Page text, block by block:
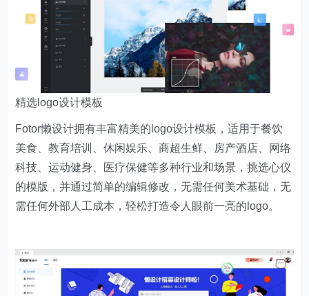
精选logo设计模板
Fotor懒设计拥有丰富精美的logo设计模板，适用于餐饮
美食、教育培训、休闲娱乐、商超生鲜、房产酒店、网络
科技、运动健身、医疗保健等多种行业和场景，挑选心仪
的模版，并通过简单的编辑修改，无需任何美术基础，无
需任何外部人工成本，轻松打造令人眼前一亮的logo。